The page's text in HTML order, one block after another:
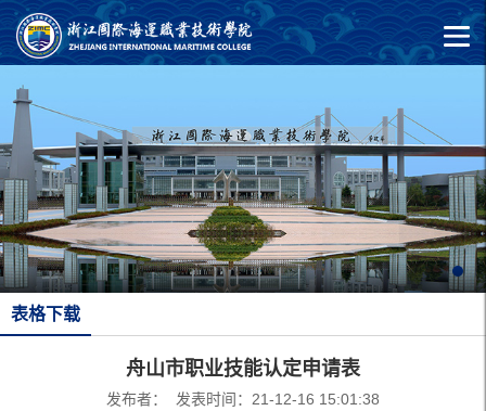
表格下载
舟山市职业技能认定申请表
发布者： 发表时间：21-12-16 15:01:38